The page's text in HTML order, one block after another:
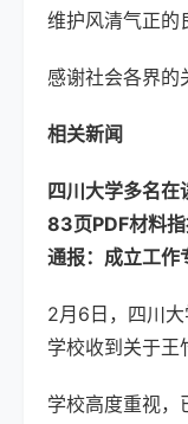
维护风清气正的
感谢社会各界的
相关新闻
四川大学多名在
83页PDF材料
通报：成立工作
2月6日，四川大
学校收到关于王
学校高度重视，